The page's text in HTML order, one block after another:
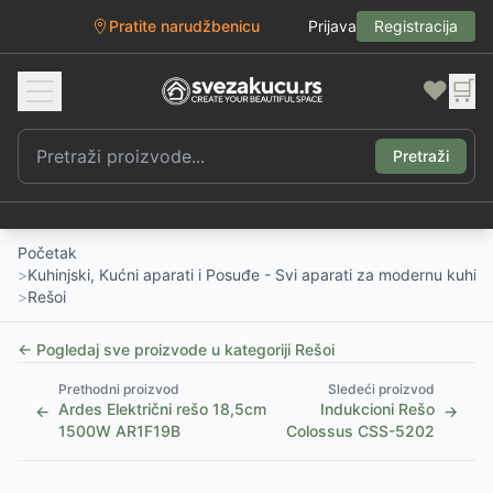
Pratite narudžbenicu Prijava Registracija
❤️ 🛒
Pretraži
Početak
>Kuhinjski, Kućni aparati i Posuđe - Svi aparati za modernu
>Rešoi
← Pogledaj sve proizvode u kategoriji Rešoi
←
Prethodni proizvod
Ardes Električni rešo 18,5cm
1500W AR1F19B
Sledeći proizvod
Indukcioni Rešo
Colossus CSS-5202
→